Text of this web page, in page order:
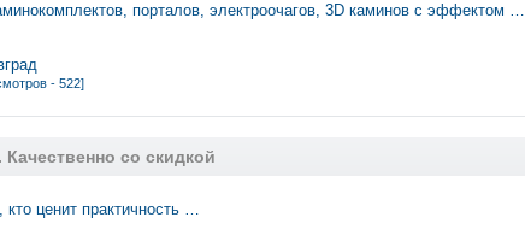
порталов, электроочагов, 3D каминов с эффектом …
- 522]
со скидкой
ценит практичность …